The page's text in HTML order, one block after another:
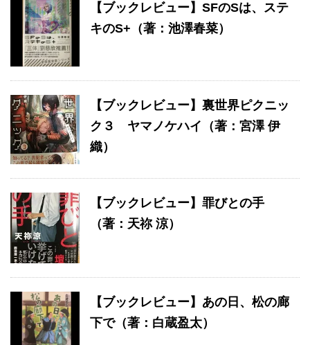
【ブックレビュー】SFのSは、ステ
キのS+（著：池澤春菜）
【ブックレビュー】裏世界ピクニッ
ク３ ヤマノケハイ（著：宮澤 伊
織）
【ブックレビュー】罪びとの手
（著：天祢 涼）
【ブックレビュー】あの日、松の廊
下で（著：白蔵盈太）